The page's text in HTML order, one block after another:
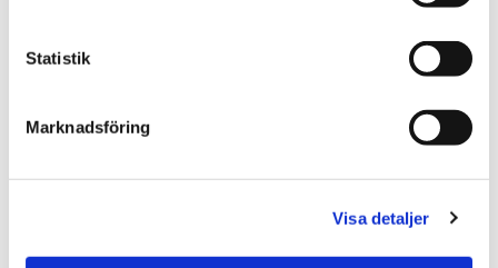
Statistik
Marknadsföring
Visa detaljer
För- och efternamn
Företag